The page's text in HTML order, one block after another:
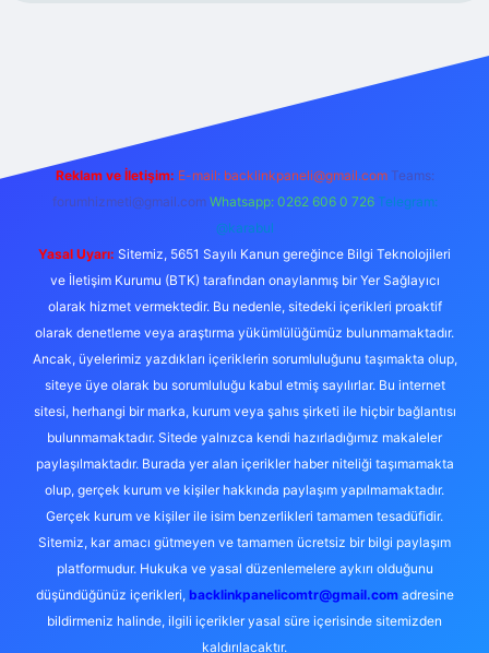
Reklam ve İletişim: E-mail: backlinkpaneli@gmail.com Teams:
forumhizmeti@gmail.com Whatsapp: 0262 606 0 726 Telegram:
@karabul
Yasal Uyarı: Sitemiz, 5651 Sayılı Kanun gereğince Bilgi Teknolojileri
ve İletişim Kurumu (BTK) tarafından onaylanmış bir Yer Sağlayıcı
olarak hizmet vermektedir. Bu nedenle, sitedeki içerikleri proaktif
olarak denetleme veya araştırma yükümlülüğümüz bulunmamaktadır.
Ancak, üyelerimiz yazdıkları içeriklerin sorumluluğunu taşımakta olup,
siteye üye olarak bu sorumluluğu kabul etmiş sayılırlar. Bu internet
sitesi, herhangi bir marka, kurum veya şahıs şirketi ile hiçbir bağlantısı
bulunmamaktadır. Sitede yalnızca kendi hazırladığımız makaleler
paylaşılmaktadır. Burada yer alan içerikler haber niteliği taşımamakta
olup, gerçek kurum ve kişiler hakkında paylaşım yapılmamaktadır.
Gerçek kurum ve kişiler ile isim benzerlikleri tamamen tesadüfidir.
Sitemiz, kar amacı gütmeyen ve tamamen ücretsiz bir bilgi paylaşım
platformudur. Hukuka ve yasal düzenlemelere aykırı olduğunu
düşündüğünüz içerikleri, backlinkpanelicomtr@gmail.comadresine
bildirmeniz halinde, ilgili içerikler yasal süre içerisinde sitemizden
kaldırılacaktır.